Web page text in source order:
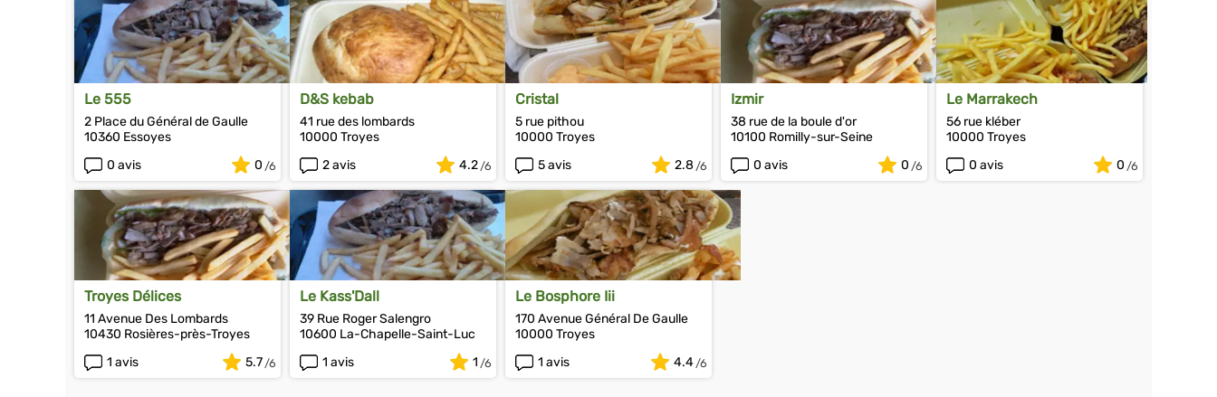
Le 555
2 Place du Général de Gaulle
10360 Essoyes
0 avis
0
D&S kebab
41 rue des lombards
10000 Troyes
2 avis
4.2
Cristal
5 rue pithou
10000 Troyes
5 avis
2.8
Izmir
38 rue de la boule d'or
10100 Romilly-sur-Seine
0 avis
0
Le Marrakech
56 rue kléber
10000 Troyes
0 avis
0
Troyes Délices
11 Avenue Des Lombards
10430 Rosières-près-Troyes
1 avis
5.7
Le Kass'Dall
39 Rue Roger Salengro
10600 La-Chapelle-Saint-Luc
1 avis
1
Le Bosphore Iii
170 Avenue Général De Gaulle
10000 Troyes
1 avis
4.4